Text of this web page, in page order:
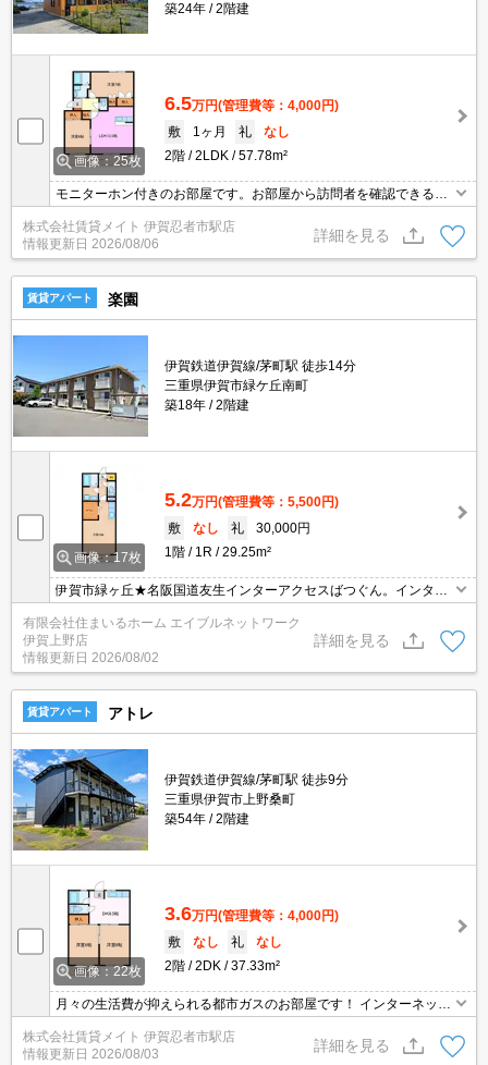
築24年
2階建
画像：25枚
6.5万円(管理費等：4,000円)
敷
1ヶ月 礼
なし
2階
2LDK 57.78m²
モニターホン付きのお部屋です。お部屋から訪問者を確認できるの
で、セキュリティ面はもちろん、知らない人やセールスに対応する
必要もありません。 追焚機能があればお風呂タイムも快適♪
株式会社賃貸メイト 伊賀忍者市駅店
情報更新日 2026/08/06
詳細を見る
賃貸アパート 楽園
伊賀鉄道伊賀線/茅町駅 徒歩14分
三重県伊賀市緑ケ丘南町
築18年
2階建
画像：17枚
5.2万円(管理費等：5,500円)
敷
なし 礼
30,000円
1階
1R 29.25m²
伊賀市緑ヶ丘★名阪国道友生インターアクセスばつぐん。インター
ネット無料です
有限会社住まいるホーム エイブルネットワーク
伊賀上野店
情報更新日 2026/08/02
詳細を見る
賃貸アパート アトレ
伊賀鉄道伊賀線/茅町駅 徒歩9分
三重県伊賀市上野桑町
築54年
2階建
画像：22枚
3.6万円(管理費等：4,000円)
敷
なし 礼
なし
2階
2DK 37.33m²
月々の生活費が抑えられる都市ガスのお部屋です！ インターネット
無料物件！面倒な個人での手続き不要でご利用いただけます♪私生活
はもちろんテレワーク勤務の方にもおすすめですよ♪
株式会社賃貸メイト 伊賀忍者市駅店
情報更新日 2026/08/03
詳細を見る